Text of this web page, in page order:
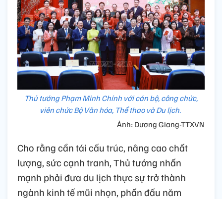
Thủ tướng Phạm Minh Chính với cán bộ, công chức,
viên chức Bộ Văn hóa, Thể thao và Du lịch.
Ảnh: Dương Giang-TTXVN
Cho rằng cần tái cấu trúc, nâng cao chất
lượng, sức cạnh tranh, Thủ tướng nhấn
mạnh phải đưa du lịch thực sự trở thành
ngành kinh tế mũi nhọn, phấn đấu năm